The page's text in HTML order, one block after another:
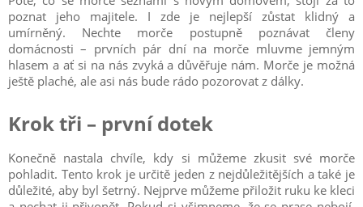
poznat jeho majitele. I zde je nejlepší zůstat klidný a
umírněný. Nechte morče postupně poznávat členy
domácnosti – prvních pár dní na morče mluvme jemným
hlasem a ať si na nás zvyká a důvěřuje nám. Morče je možná
ještě plaché, ale asi nás bude rádo pozorovat z dálky.
Krok tři – první dotek
Konečně nastala chvíle, kdy si můžeme zkusit své morče
pohladit. Tento krok je určitě jeden z nejdůležitějších a také je
důležité, aby byl šetrný. Nejprve můžeme přiložit ruku ke kleci